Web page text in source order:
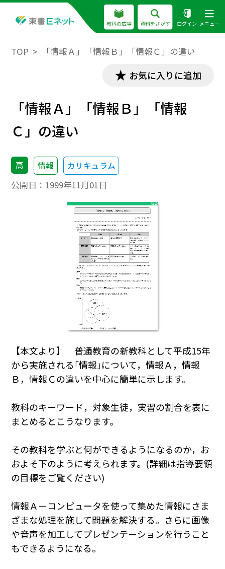
教科の広場 資料をさがす ログイン メニュー
TOP 「情報Ａ」「情報Ｂ」「情報Ｃ」の違い
お気に入りに追加
「情報Ａ」「情報Ｂ」「情報
Ｃ」の違い
高 情報 カリキュラム
公開日： 1999年11月01日
【本文より】 普通教育の新教科として平成15年
から実施される｢情報｣について，情報Ａ，情報
Ｂ，情報Ｃの違いを中心に簡単に示します。
教科のキーワード，対象生徒，実習の割合を表に
まとめるとこうなります。
その教科を学ぶと何ができるようになるのか，お
およそ下のように考えられます。(詳細は指導要領
の目標をご覧ください)
情報Ａ－コンピュータを使って集めた情報にさま
ざまな処理を施して問題を解決する。さらに画像
や音声を加工してプレゼンテーションを行うこと
もできるようになる。